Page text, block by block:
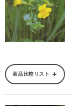
商品比較リスト